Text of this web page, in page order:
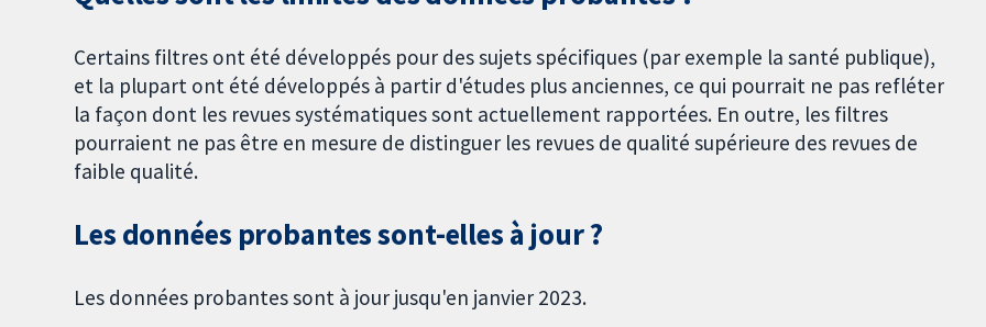
Certains filtres ont été développés pour des sujets spécifiques (par exemple la santé publique),
et la plupart ont été développés à partir d'études plus anciennes, ce qui pourrait ne pas refléter
la façon dont les revues systématiques sont actuellement rapportées. En outre, les filtres
pourraient ne pas être en mesure de distinguer les revues de qualité supérieure des revues de
faible qualité.
Les données probantes sont-elles à jour ?
Les données probantes sont à jour jusqu'en janvier 2023.